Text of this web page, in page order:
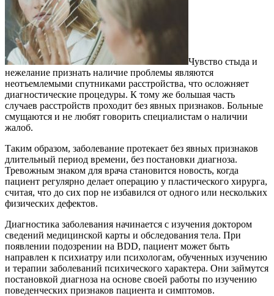
Чувство стыда и
нежелание признать наличие проблемы являются
неотъемлемыми спутниками расстройства, что осложняет
диагностические процедуры. К тому же большая часть
случаев расстройств проходит без явных признаков. Больные
смущаются и не любят говорить специалистам о наличии
жалоб.
Таким образом, заболевание протекает без явных признаков
длительный период времени, без постановки диагноза.
Тревожным знаком для врача становится новость, когда
пациент регулярно делает операцию у пластического хирурга,
считая, что до сих пор не избавился от одного или нескольких
физических дефектов.
Диагностика заболевания начинается с изучения доктором
сведений медицинской карты и обследования тела. При
появлении подозрении на BDD, пациент может быть
направлен к психиатру или психологам, обученных изучению
и терапии заболеваний психического характера. Они займутся
постановкой диагноза на основе своей работы по изучению
поведенческих признаков пациента и симптомов.